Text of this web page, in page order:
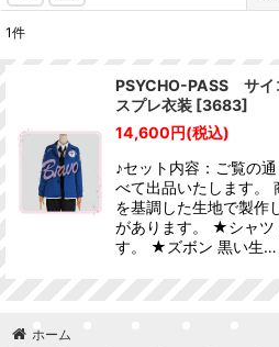
絞り込む
1件
PSYCHO-PASS サ
スプレ衣装 [3683]
14,600円(税込)
♪セット内容：ご覧の
べて出品いたします
を基調した生地で製作
があります。 ★シャツ
す。 ★ズボン 黒い生…
ホーム